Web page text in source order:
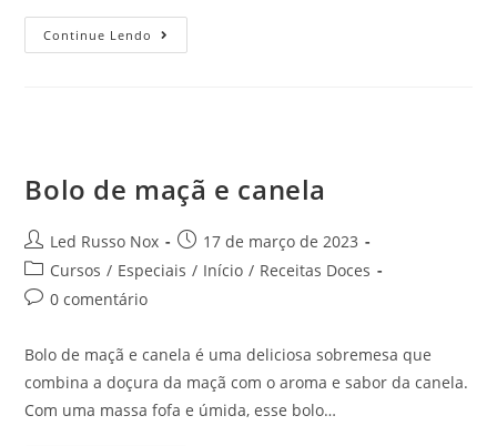
Continue Lendo
Bolo de maçã e canela
Led Russo Nox
17 de março de 2023
Cursos / Especiais / Início / Receitas Doces
0 comentário
Bolo de maçã e canela é uma deliciosa sobremesa que
combina a doçura da maçã com o aroma e sabor da canela.
Com uma massa fofa e úmida, esse bolo…